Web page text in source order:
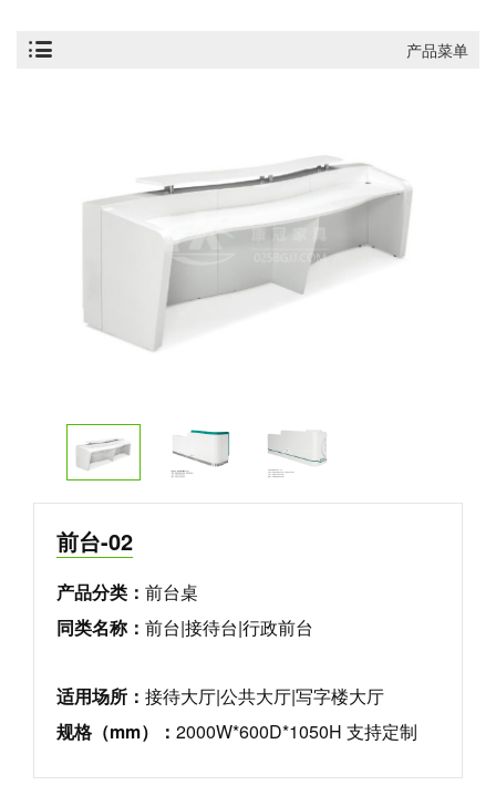
产品菜单
前台-02
产品分类： 前台桌
同类名称： 前台|接待台|行政前台
适用场所： 接待大厅|公共大厅|写字楼大厅
规格（mm）： 2000W*600D*1050H 支持定制